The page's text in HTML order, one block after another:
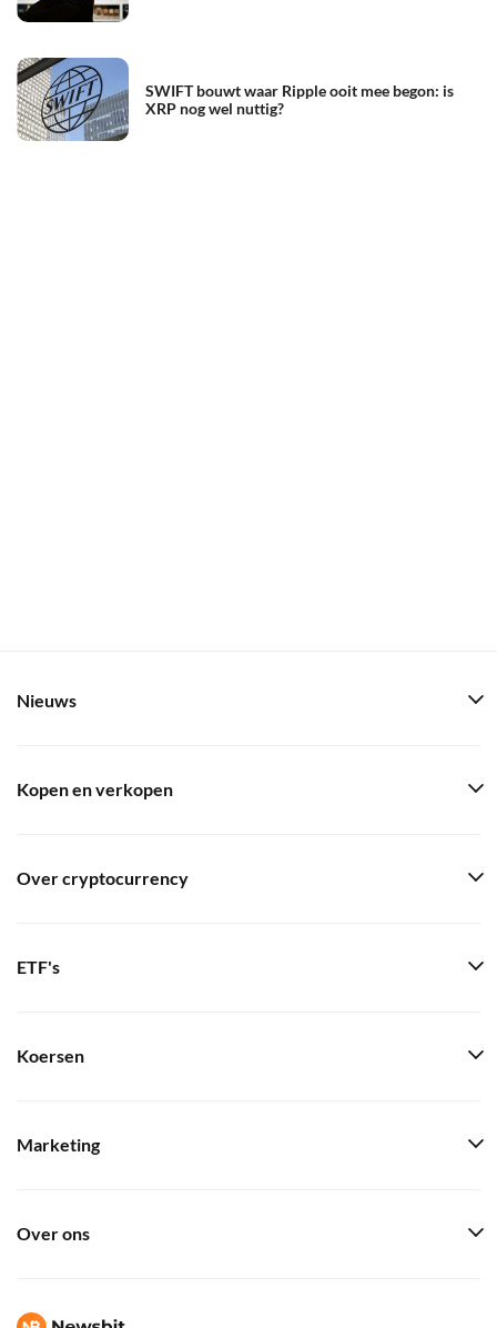
SWIFT bouwt waar Ripple ooit mee begon: is
XRP nog wel nuttig?
Nieuws
Kopen en verkopen
Over cryptocurrency
ETF's
Koersen
Marketing
Over ons